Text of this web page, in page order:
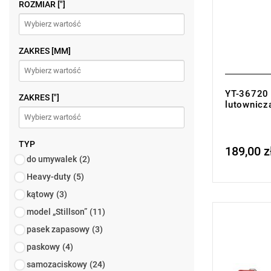
ROZMIAR ["]
ZAKRES [MM]
ZAKRES ["]
TYP
do umywalek (2)
Heavy-duty (5)
kątowy (3)
model „Stillson” (11)
pasek zapasowy (3)
paskowy (4)
samozaciskowy (24)
• Zużycie
• Kąt
•
• Waga z
YT-
Price tax
189,00